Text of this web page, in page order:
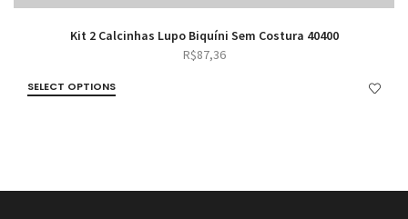
Kit 2 Calcinhas Lupo Biquíni Sem Costura 40400
R$87,36
SELECT OPTIONS